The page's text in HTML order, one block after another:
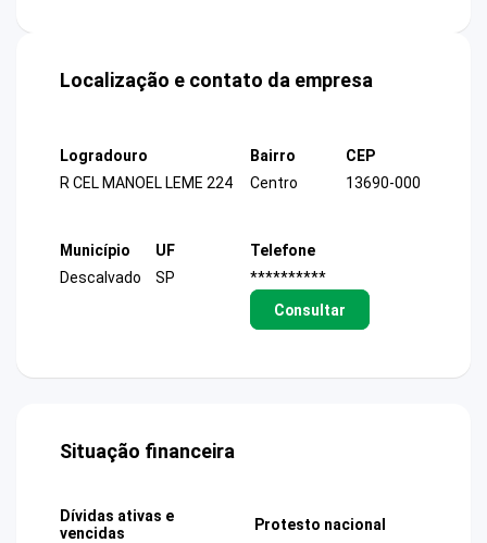
Localização e contato da empresa
Logradouro
R CEL MANOEL LEME 224
Bairro
Centro
CEP
13690-000
Município
Descalvado
UF
SP
Telefone
**********
Consultar
Situação financeira
Dívidas ativas e
vencidas
Protesto nacional